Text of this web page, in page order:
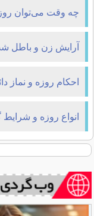
چه وقت می‌توان
آرایش زن و باطل
احکام روزه و نماز
انواع روزه و